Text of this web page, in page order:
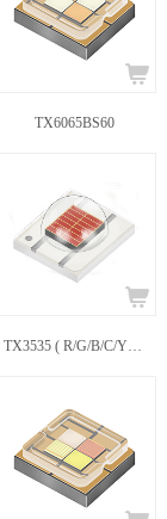
TX6065BS60
TX3535 ( R/G/B/C/Y/P/L/A/W )3